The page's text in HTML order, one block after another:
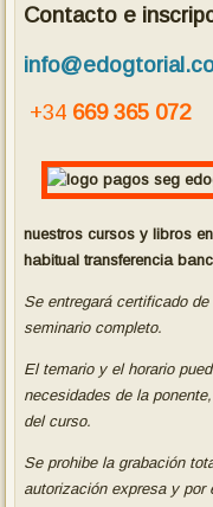
Contacto e
+34 669 365 072
nuestros cursos y libros
habitual transferencia
Se entregará certificado
seminario completo.
El temario y el horario
necesidades de la
del curso.
Se prohibe la grabación
autorización expresa y por